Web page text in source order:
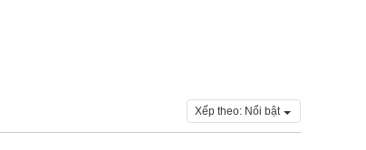
Xếp theo: Nổi bật